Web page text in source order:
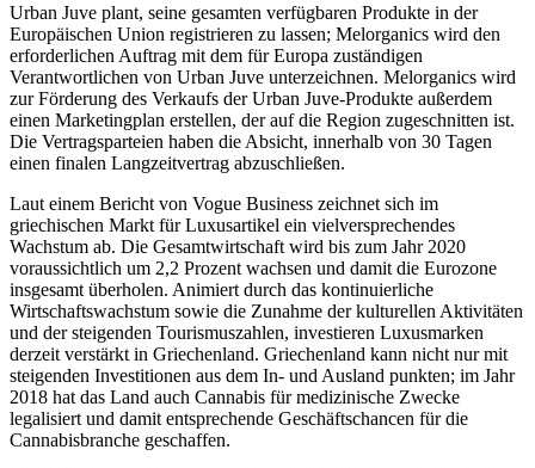
Urban Juve plant, seine gesamten verfügbaren Produkte in der
Europäischen Union registrieren zu lassen; Melorganics wird den
erforderlichen Auftrag mit dem für Europa zuständigen
Verantwortlichen von Urban Juve unterzeichnen. Melorganics wird
zur Förderung des Verkaufs der Urban Juve-Produkte außerdem
einen Marketingplan erstellen, der auf die Region zugeschnitten ist.
Die Vertragsparteien haben die Absicht, innerhalb von 30 Tagen
einen finalen Langzeitvertrag abzuschließen.
Laut einem Bericht von Vogue Business zeichnet sich im
griechischen Markt für Luxusartikel ein vielversprechendes
Wachstum ab. Die Gesamtwirtschaft wird bis zum Jahr 2020
voraussichtlich um 2,2 Prozent wachsen und damit die Eurozone
insgesamt überholen. Animiert durch das kontinuierliche
Wirtschaftswachstum sowie die Zunahme der kulturellen Aktivitäten
und der steigenden Tourismuszahlen, investieren Luxusmarken
derzeit verstärkt in Griechenland. Griechenland kann nicht nur mit
steigenden Investitionen aus dem In- und Ausland punkten; im Jahr
2018 hat das Land auch Cannabis für medizinische Zwecke
legalisiert und damit entsprechende Geschäftschancen für die
Cannabisbranche geschaffen.